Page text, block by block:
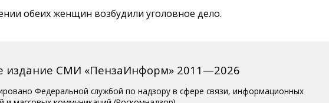
обеих женщин возбудили уголовное дело.
издание СМИ «ПензаИнформ» 2011—2026
Федеральной службой по надзору в сфере связи, информационных